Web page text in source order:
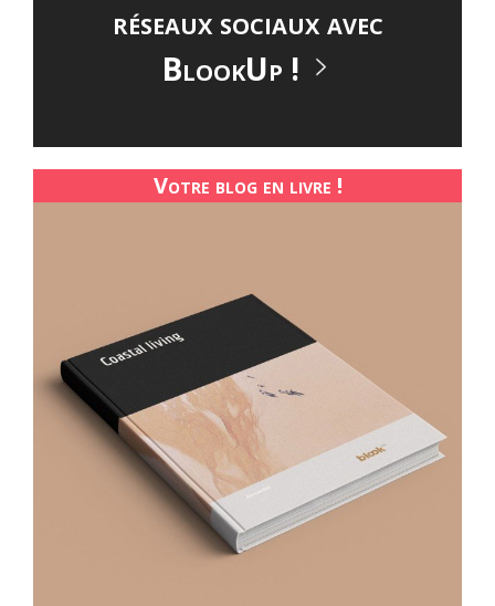
réseaux sociaux avec
BlookUp !
Votre blog en livre !